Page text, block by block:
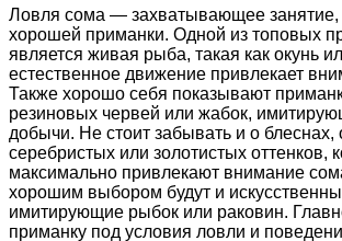
Ловля сома — захватывающее
хорошей приманки. Одной из топовых
является живая рыба, такая как окунь
естественное движение привлекает
Также хорошо себя показывают
резиновых червей или жабок,
добычи. Не стоит забывать и о блеснах,
серебристых или золотистых оттенков,
максимально привлекают внимание
хорошим выбором будут и
имитирующие рыбок или раковин.
приманку под условия ловли и